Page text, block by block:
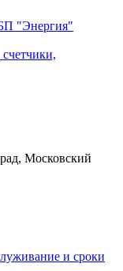
"Энергия"
Московский
и сроки